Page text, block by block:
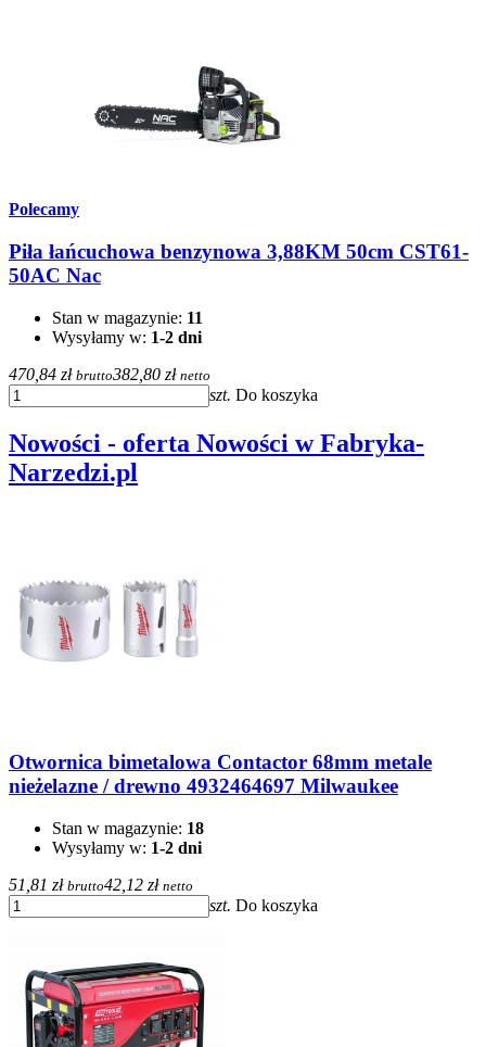
Polecamy
Piła łańcuchowa benzynowa 3,88KM 50cm CST61-
50AC Nac
Stan w magazynie: 11
Wysyłamy w: 1-2 dni
470,84 zł brutto382,80 zł netto
szt. Do koszyka
Nowości - oferta Nowości w Fabryka-
Narzedzi.pl
Otwornica bimetalowa Contactor 68mm metale
nieżelazne / drewno 4932464697 Milwaukee
Stan w magazynie: 18
Wysyłamy w: 1-2 dni
51,81 zł brutto42,12 zł netto
szt. Do koszyka